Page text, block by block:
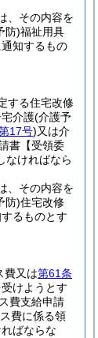
、その内容を
防)福祉用具
知するもの
する住宅改修
介護(介護予
17号)又は介
書【受領委
なければなら
、その内容を
防)住宅改修
るものとす
費又は第61条
けようとす
費支給申請
費に係る領
ばならな